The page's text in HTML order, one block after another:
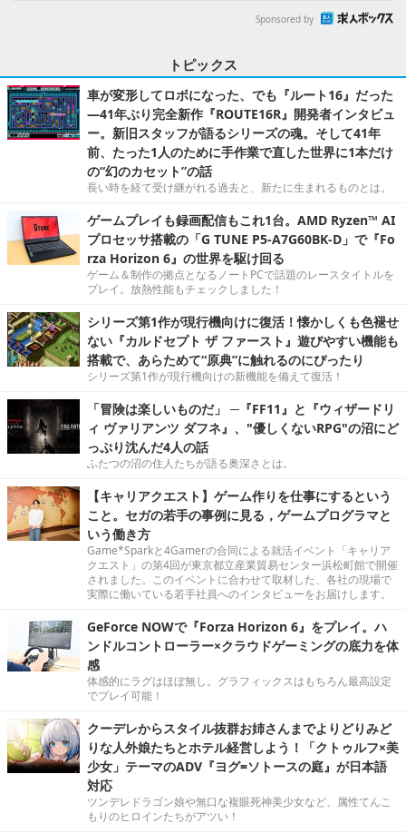
Sponsored by
トピックス
車が変形してロボになった、でも『ルート16』だった
―41年ぶり完全新作『ROUTE16R』開発者インタビュ
ー。新旧スタッフが語るシリーズの魂。そして41年
前、たった1人のために手作業で直した世界に1本だけ
の“幻のカセット”の話
長い時を経て受け継がれる過去と、新たに生まれるものとは。
ゲームプレイも録画配信もこれ1台。AMD Ryzen™ AI
プロセッサ搭載の「G TUNE P5-A7G60BK-D」で『Fo
rza Horizon 6』の世界を駆け回る
ゲーム＆制作の拠点となるノートPCで話題のレースタイトルを
プレイ。放熱性能もチェックしました！
シリーズ第1作が現行機向けに復活！懐かしくも色褪せ
ない『カルドセプト ザ ファースト』遊びやすい機能も
搭載で、あらためて“原典”に触れるのにぴったり
シリーズ第1作が現行機向けの新機能を備えて復活！
「冒険は楽しいものだ」 ─『FF11』と『ウィザードリ
ィ ヴァリアンツ ダフネ』、"優しくないRPG"の沼にど
っぷり沈んだ4人の話
ふたつの沼の住人たちが語る奥深さとは。
【キャリアクエスト】ゲーム作りを仕事にするという
こと。セガの若手の事例に見る，ゲームプログラマと
いう働き方
Game*Sparkと4Gamerの合同による就活イベント「キャリア
クエスト」の第4回が東京都立産業貿易センター浜松町館で開催
されました。このイベントに合わせて取材した、各社の現場で
実際に働いている若手社員へのインタビューをお届けします。
GeForce NOWで『Forza Horizon 6』をプレイ。ハ
ンドルコントローラー×クラウドゲーミングの底力を体
感
体感的にラグはほぼ無し。グラフィックスはもちろん最高設定
でプレイ可能！
クーデレからスタイル抜群お姉さんまでよりどりみど
りな人外娘たちとホテル経営しよう！「クトゥルフ×美
少女」テーマのADV『ヨグ=ソトースの庭』が日本語
対応
ツンデレドラゴン娘や無口な複眼死神美少女など、属性てんこ
もりのヒロインたちがアツい！